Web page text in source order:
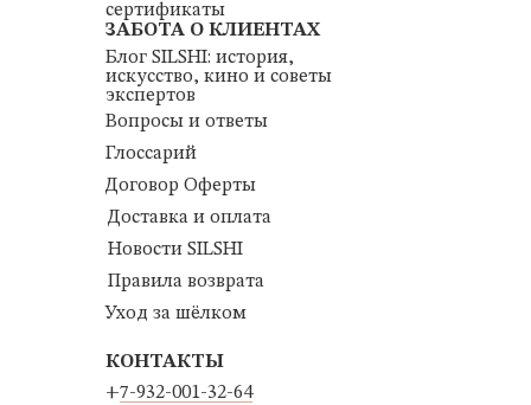
Уход за шёлком
Правила возврата
Новости SILSHI
Доставка и оплата
Договор Оферты
Глоссарий
Вопросы и ответы
Блог SILSHI: история,
искусство, кино и советы
экспертов
ЗАБОТА О КЛИЕНТАХ
КОНТАКТЫ
+7-932-001-32-64
сертификаты